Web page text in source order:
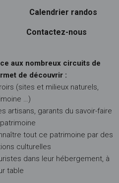
Calendrier randos
Contactez-nous
aux nombreux circuits de
de découvrir :
(sites et milieux naturels,
…)
artisans, garants du savoir-faire
tout ce patrimoine par des
culturelles
dans leur hébergement, à
table